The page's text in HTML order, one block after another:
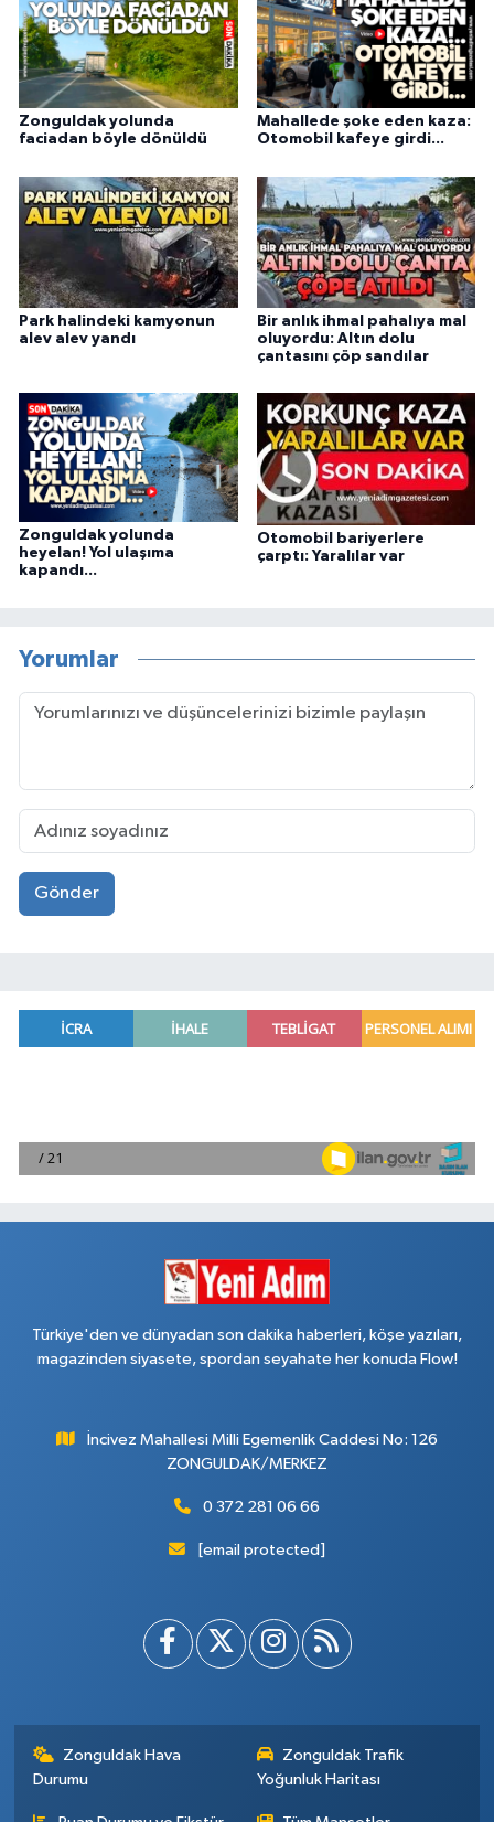
Zonguldak yolunda
faciadan böyle dönüldü
Mahallede şoke eden kaza:
Otomobil kafeye girdi...
Park halindeki kamyonun
alev alev yandı
Bir anlık ihmal pahalıya mal
oluyordu: Altın dolu
çantasını çöp sandılar
Zonguldak yolunda
heyelan! Yol ulaşıma
kapandı...
Otomobil bariyerlere
çarptı: Yaralılar var
Yorumlar
Gönder
Türkiye'den ve dünyadan son dakika haberleri, köşe yazıları,
magazinden siyasete, spordan seyahate her konuda Flow!
İncivez Mahallesi Milli Egemenlik Caddesi No: 126
ZONGULDAK/MERKEZ
0 372 281 06 66
[email protected]
Zonguldak Hava
Durumu
Zonguldak Trafik
Yoğunluk Haritası